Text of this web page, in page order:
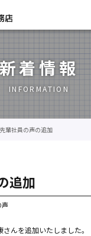
着情報
INFORMATION
先輩社員の声の追加
追加
んを追加いたしました。